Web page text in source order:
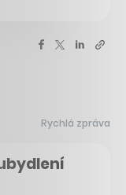
Rychlá zpráva